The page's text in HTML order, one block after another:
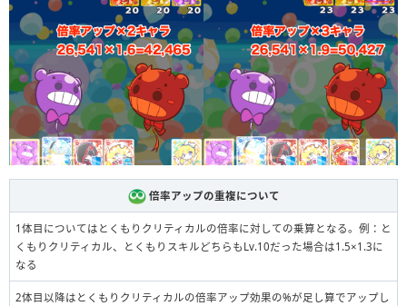
倍率アップの重複について
1体目についてはとくもりクリティカルの倍率に対しての乗算となる。例：と
くもりクリティカル、とくもりスキルどちらもLv.10だった場合は1.5×1.3に
なる
2体目以降はとくもりクリティカルの倍率アップ効果の%が足し算でアップし